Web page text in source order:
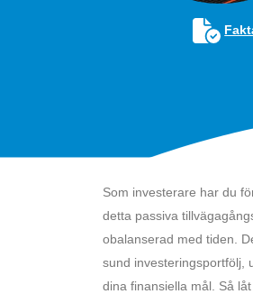
Som investerare har du
detta passiva
obalanserad med tiden.
sund investeringsportfölj,
dina finansiella mål. Så